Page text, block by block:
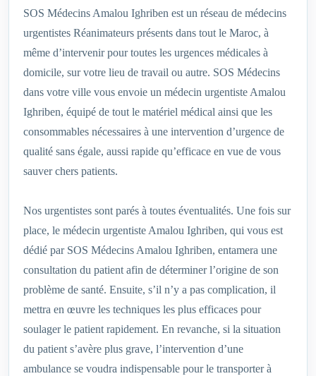
SOS Médecins Amalou Ighriben est un réseau de médecins
urgentistes Réanimateurs présents dans tout le Maroc, à
même d’intervenir pour toutes les urgences médicales à
domicile, sur votre lieu de travail ou autre. SOS Médecins
dans votre ville vous envoie un médecin urgentiste Amalou
Ighriben, équipé de tout le matériel médical ainsi que les
consommables nécessaires à une intervention d’urgence de
qualité sans égale, aussi rapide qu’efficace en vue de vous
sauver chers patients.
Nos urgentistes sont parés à toutes éventualités. Une fois sur
place, le médecin urgentiste Amalou Ighriben, qui vous est
dédié par SOS Médecins Amalou Ighriben, entamera une
consultation du patient afin de déterminer l’origine de son
problème de santé. Ensuite, s’il n’y a pas complication, il
mettra en œuvre les techniques les plus efficaces pour
soulager le patient rapidement. En revanche, si la situation
du patient s’avère plus grave, l’intervention d’une
ambulance se voudra indispensable pour le transporter à